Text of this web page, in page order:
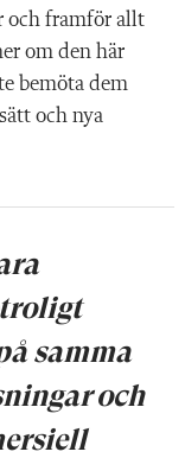
och framför allt
om den här
bemöta dem
och nya
samma
och